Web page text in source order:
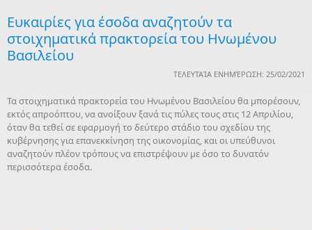
Ευκαιρίες για έσοδα αναζητούν τα
στοιχηματικά πρακτορεία του Ηνωμένου
Βασιλείου
ΤΕΛΕΥΤΑΊΑ ΕΝΗΜΈΡΩΣΗ: 25/02/2021
Τα στοιχηματικά πρακτορεία του Ηνωμένου Βασιλείου θα μπορέσουν,
εκτός απροόπτου, να ανοίξουν ξανά τις πύλες τους στις 12 Απριλίου,
όταν θα τεθεί σε εφαρμογή το δεύτερο στάδιο του σχεδίου της
κυβέρνησης για επανεκκίνηση της οικονομίας, και οι υπεύθυνοι
αναζητούν πλέον τρόπους να επιστρέψουν με όσο το δυνατόν
περισσότερα έσοδα.